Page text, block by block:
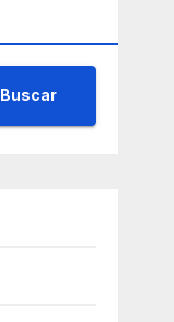
Buscar